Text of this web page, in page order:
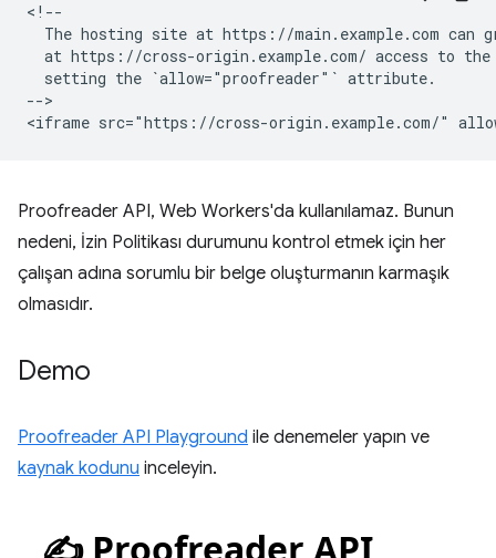
<!--
The hosting site at https://main.example.com can
at https://cross-origin.example.com/ access to
  setting the `allow="proofreader"` attribute.
-->
Proofreader API, Web Workers'da kullanılamaz. Bunun
nedeni, İzin Politikası durumunu kontrol etmek için her
çalışan adına sorumlu bir belge oluşturmanın karmaşık
olmasıdır.
Demo
Proofreader API Playground ile denemeler yapın ve
kaynak kodunu inceleyin.